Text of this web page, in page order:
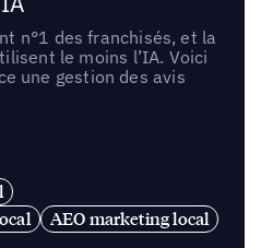
n°1 des franchisés, et la
le moins l’IA. Voici
une gestion des avis
AEO marketing local